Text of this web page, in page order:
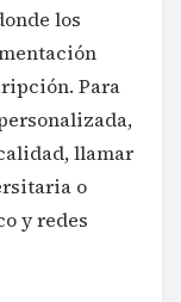
los
Para
llamar
o
y redes